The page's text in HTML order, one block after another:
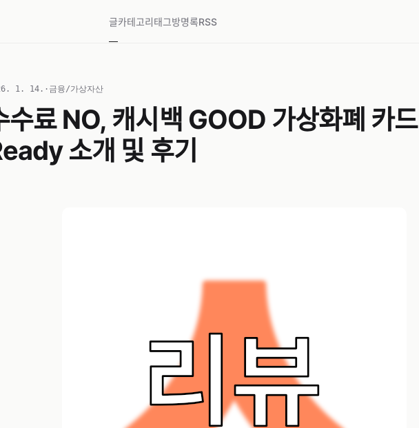
글카테고리태그방명록RSS
1. 14. · 금융/가상자산
수료 NO, 캐시백 GOOD 가상화폐 카드
소개 및 후기